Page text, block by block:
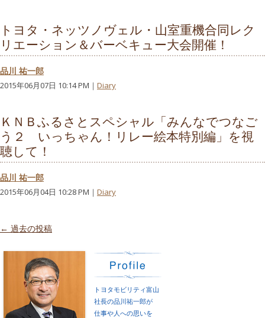
トヨタ・ネッツノヴェル・山室重機合同レク
リエーション＆バーベキュー大会開催！
品川 祐一郎
2015年06月07日 10:14 PM｜ Diary
ＫＮＢふるさとスペシャル「みんなでつなご
う２ いっちゃん！リレー絵本特別編」を視
聴して！
品川 祐一郎
2015年06月04日 10:28 PM｜ Diary
投稿ナビゲーション
← 過去の投稿
トヨタモビリティ富山
社長の品川祐一郎が
仕事や人への思いを